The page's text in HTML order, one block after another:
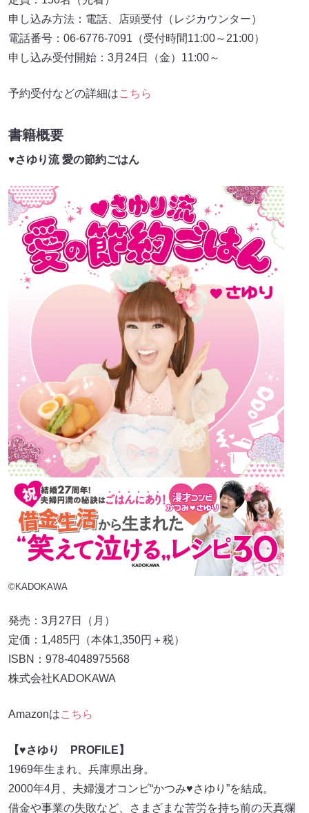
申し込み方法：電話、店頭受付（レジカウンター）
電話番号：06-6776-7091（受付時間11:00～21:00）
申し込み受付開始：3月24日（金）11:00～
予約受付などの詳細はこちら
書籍概要
♥さゆり流 愛の節約ごはん
©KADOKAWA
発売：3月27日（月）
定価：1,485円（本体1,350円＋税）
ISBN：978-4048975568
株式会社KADOKAWA
Amazonはこちら
【♥さゆり
PROFILE】
1969年生まれ、兵庫県出身。
2000年4月、夫婦漫才コンビ“かつみ♥さゆり”を結成。
借金や事業の失敗など、さまざまな苦労を持ち前の天真爛